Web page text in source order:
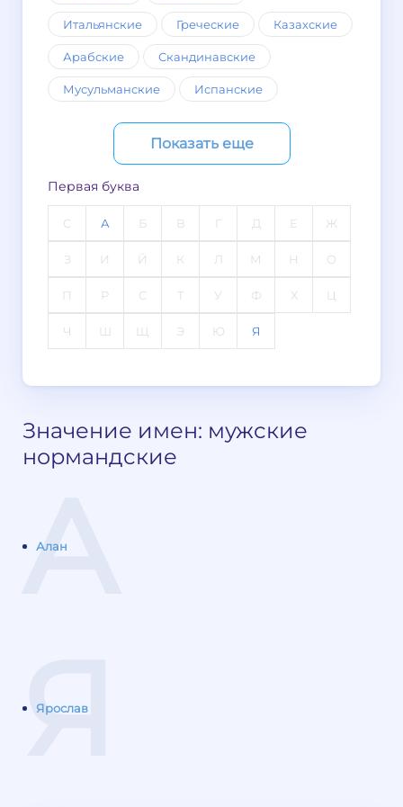
Итальянские Греческие Казахские
Арабские Скандинавские
Мусульманские Испанские
Показать еще
Первая буква
C А Б В Г Д Е Ж
З И Й К Л М Н О
П Р С Т У Ф Х Ц
Ч Э Ю Я
Значение имен: мужские
нормандские
А
Алан
Я
Ярослав